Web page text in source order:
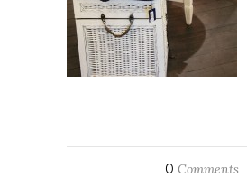
0 Comments